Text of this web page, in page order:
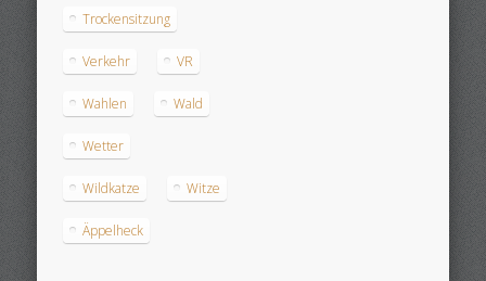
Trockensitzung
Verkehr VR
Wahlen Wald
Wetter
Wildkatze Witze
Äppelheck